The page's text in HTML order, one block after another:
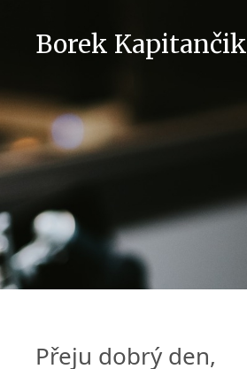
obsahBorek Kapitančik
Přeju dobrý den,